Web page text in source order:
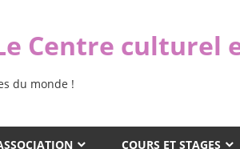
Centre culturel
du monde !
COURS ET STAGES